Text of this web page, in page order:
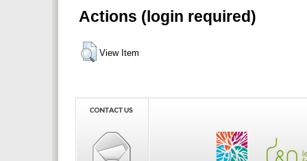
Actions (login required)
View Item